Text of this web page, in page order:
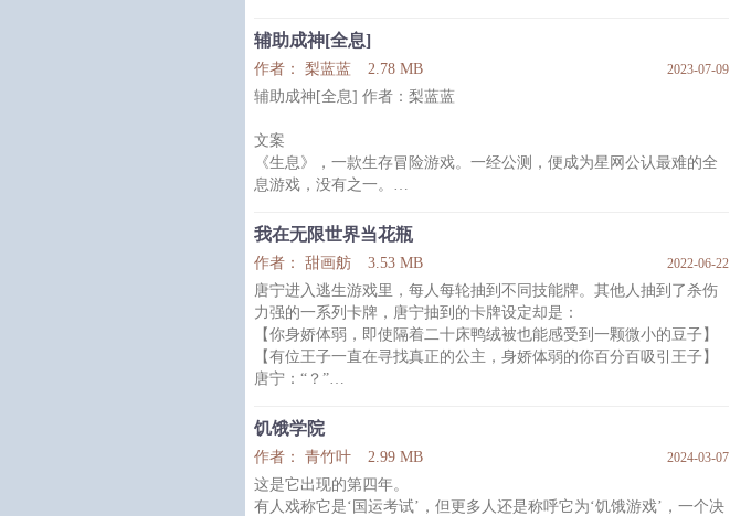
林延这人就是见不得人才被糟蹋。
电竞职业真人秀开启，他砸钱成立GH俱乐部，东挑西拣凑了个队。
综艺粉们：？？？这回家战队是捡破烂的吗？
直到所有对手被GH的骚战术气到吐血，只能眼睁睁看着他们拿到职业
辅助成神[全息]
作者： 梨蓝蓝 2.78 MB 2023-07-09
辅助成神[全息] 作者：梨蓝蓝
文案
《生息》，一款生存冒险游戏。一经公测，便成为星网公认最难的全
息游戏，没有之一。
境——穷，穷到连饭都吃不起的程度。不得已，他只好重新踏进游
戏。
进入《生息》后，系统给云时自动生成的是一个风系增伤辅助。
皮脆血薄低攻击，增伤还只对物理攻击有效，奶更是一滴都没有。简
直是鸡肋中的鸡肋。
组队，缺攻击的只找强力主C，缺辅助的，有的是全属性增益还能加奶
的大辅，风系物理增伤？什么垃圾职业也想来躺？
云时
我在无限世界当花瓶
作者： 甜画舫 3.53 MB 2022-06-22
唐宁进入逃生游戏里，每人每轮抽到不同技能牌。其他人抽到了杀伤
力强的一系列卡牌，唐宁抽到的卡牌设定却是：
【你身娇体弱，即使隔着二十床鸭绒被也能感受到一颗微小的豆子】
【有位王子一直在寻找真正的公主，身娇体弱的你百分百吸引王子】
唐宁：“？”
美的男人从黑暗中风度翩翩地出现，抱起了沉睡的爱人，为他打通了
副本——
有一位王子始终存在在副本中，是唐宁所能抓住的唯一的救命浮木。
抽中不能说话设定的卡牌的唐宁，曾经颤抖着在对方掌心写下 “不要走
饥饿学院
作者： 青竹叶 2.99 MB 2024-03-07
这是它出现的第四年。
有人戏称它是‘国运考试’，但更多人还是称呼它为‘饥饿游戏’，一个决